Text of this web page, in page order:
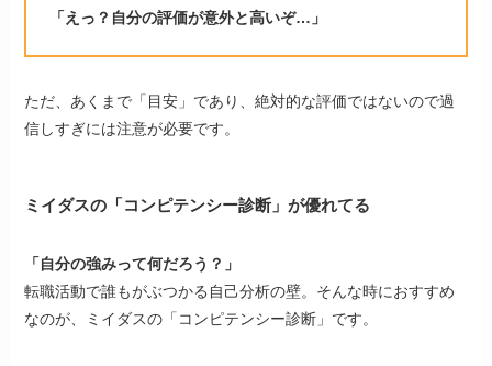
「えっ？自分の評価が意外と高いぞ…」
ただ、あくまで「目安」であり、絶対的な評価ではないので過
信しすぎには注意が必要です。
ミイダスの「コンピテンシー診断」が優れてる
「自分の強みって何だろう？」
転職活動で誰もがぶつかる自己分析の壁。そんな時におすすめ
なのが、ミイダスの「コンピテンシー診断」です。